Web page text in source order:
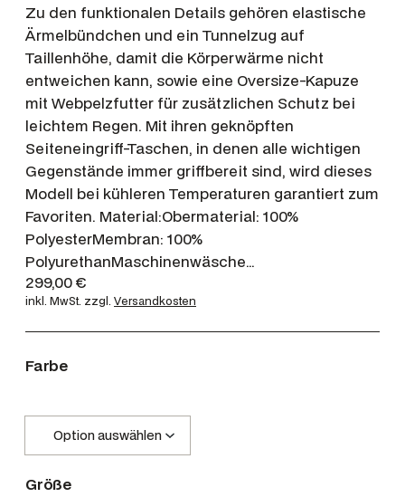
Zu den funktionalen Details gehören elastische
Ärmelbündchen und ein Tunnelzug auf
Taillenhöhe, damit die Körperwärme nicht
entweichen kann, sowie eine Oversize-Kapuze
mit Webpelzfutter für zusätzlichen Schutz bei
leichtem Regen. Mit ihren geknöpften
Seiteneingriff-Taschen, in denen alle wichtigen
Gegenstände immer griffbereit sind, wird dieses
Modell bei kühleren Temperaturen garantiert zum
Favoriten. Material:Obermaterial: 100%
PolyesterMembran: 100%
PolyurethanMaschinenwäsche…
299,00€
inkl. MwSt. zzgl. Versandkosten
Farbe
Größe